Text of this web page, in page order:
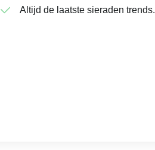
Altijd de laatste sieraden trends.